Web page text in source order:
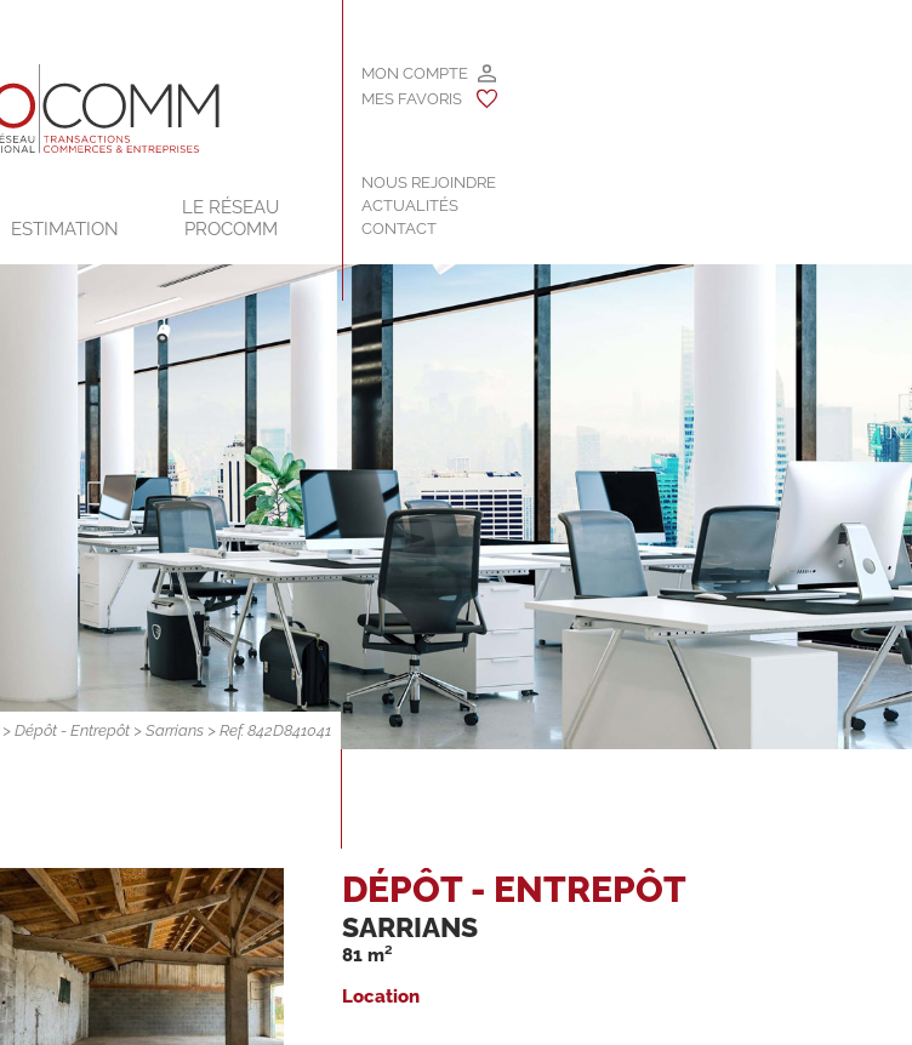
ESTIMATION
LE RÉSEAU
PROCOMM
MON COMPTE
MES FAVORIS
NOUS REJOINDRE
ACTUALITÉS
CONTACT
>Dépôt - Entrepôt >Sarrians > Ref. 842D841041
DÉPÔT - ENTREPÔT
SARRIANS
81 m²
Location